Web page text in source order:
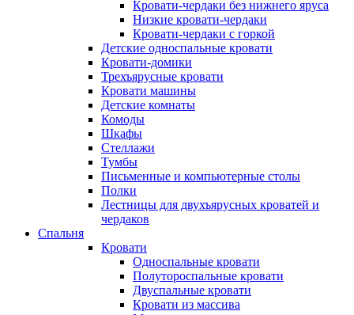
Кровати-чердаки без нижнего яруса
Низкие кровати-чердаки
Кровати-чердаки с горкой
Детские односпальные кровати
Кровати-домики
Трехъярусные кровати
Кровати машины
Детские комнаты
Комоды
Шкафы
Стеллажи
Тумбы
Письменные и компьютерные столы
Полки
Лестницы для двухъярусных кроватей и
чердаков
Спальня
Кровати
Односпальные кровати
Полутороспальные кровати
Двуспальные кровати
Кровати из массива